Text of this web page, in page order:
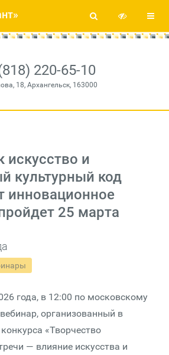
220-65-10
18, Архангельск, 163000
искусство и
культурный код
инновационное
25 марта
года, в 12:00 по московскому
организованный в
«Творчество
— влияние искусства и